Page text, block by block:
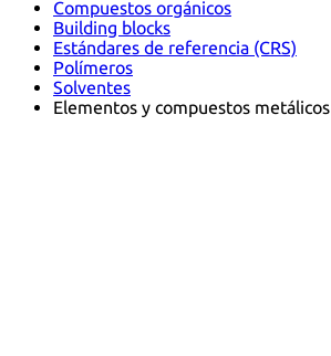
Compuestos orgánicos
Building blocks
Estándares de referencia (CRS)
Polímeros
Solventes
Elementos y compuestos metálicos